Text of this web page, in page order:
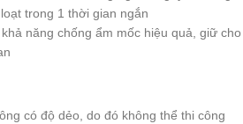
trong 1 thời gian ngắn
năng chống ẩm mốc hiệu quả, giữ cho
có độ dẻo, do đó không thể thi công